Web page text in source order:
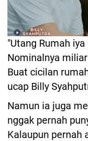
"Utang Rumah
Nominalnya
Buat cicilan
ucap Billy
Namun ia juga
nggak pernah
Kalaupun pernah